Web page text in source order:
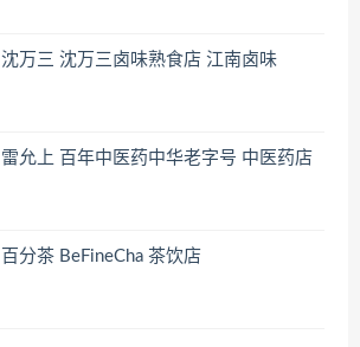
沈万三 沈万三卤味熟食店 江南卤味
雷允上 百年中医药中华老字号 中医药店
百分茶 BeFineCha 茶饮店